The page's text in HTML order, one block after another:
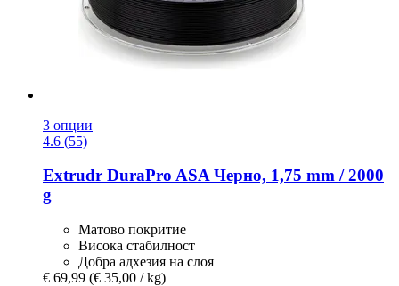
3 опции
4.6 (55)
Extrudr DuraPro ASA Черно, 1,75 mm / 2000
g
Матово покритие
Висока стабилност
Добра адхезия на слоя
€ 69,99 (€ 35,00 / kg)